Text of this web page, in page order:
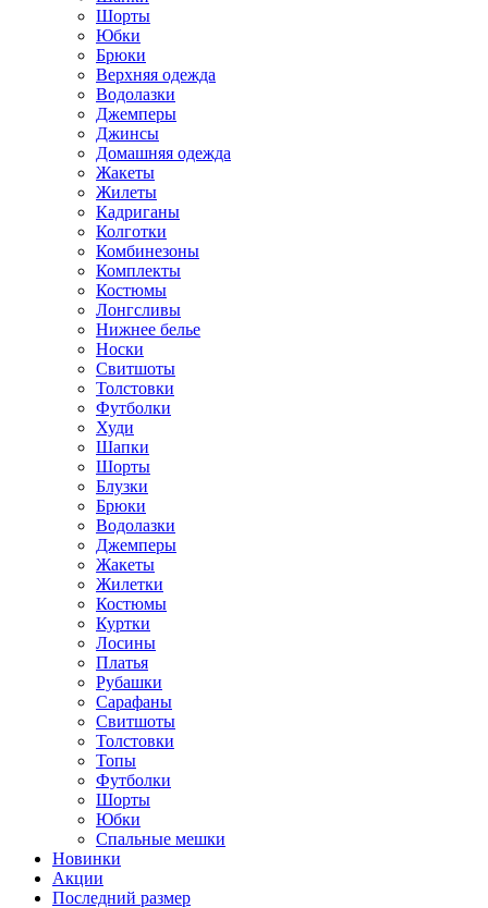
Шорты
Юбки
Брюки
Верхняя одежда
Водолазки
Джемперы
Джинсы
Домашняя одежда
Жакеты
Жилеты
Кадриганы
Колготки
Комбинезоны
Комплекты
Костюмы
Лонгсливы
Нижнее белье
Носки
Свитшоты
Толстовки
Футболки
Худи
Шапки
Шорты
Блузки
Брюки
Водолазки
Джемперы
Жакеты
Жилетки
Костюмы
Куртки
Лосины
Платья
Рубашки
Сарафаны
Свитшоты
Толстовки
Топы
Футболки
Шорты
Юбки
Спальные мешки
Новинки
Акции
Последний размер